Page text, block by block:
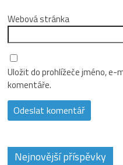
Webová stránka
Uložit do prohlížeče jméno, e-
komentáře.
Nejnovější příspěvky